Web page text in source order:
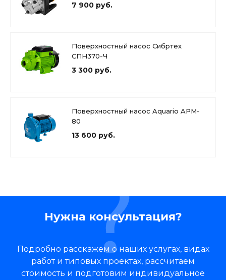
7 900 руб.
Поверхностный насос Сибртех
СПН370-Ч
3 300 руб.
Поверхностный насос Aquario APM-
80
13 600 руб.
Нужна консультация?
Подробно расскажем о наших услугах, видах
работ и типовых проектах, рассчитаем
стоимость и подготовим индивидуальное